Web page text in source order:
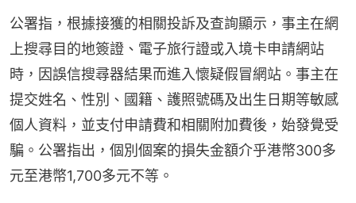
公署指，根據接獲的相關投訴及查詢顯示，事主在網
上搜尋目的地簽證、電子旅行證或入境卡申請網站
時，因誤信搜尋器結果而進入懷疑假冒網站。事主在
提交姓名、性別、國籍、護照號碼及出生日期等敏感
個人資料，並支付申請費和相關附加費後，始發覺受
騙。公署指出，個別個案的損失金額介乎港幣300多
元至港幣1,700多元不等。